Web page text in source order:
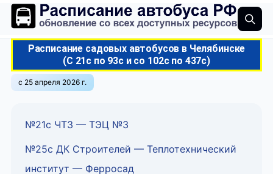
Расписание садовых автобусов в Челябинске
(С 21с по 93с и со 102с по 437с)
с 25 апреля 2026 г.
№21с ЧТЗ — ТЭЦ №3
№25c ДК Строителей — Теплотехнический
институт — Ферросад